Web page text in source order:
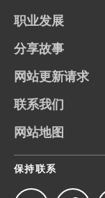
职业发展
分享故事
网站更新请求
联系我们
网站地图
保持联系